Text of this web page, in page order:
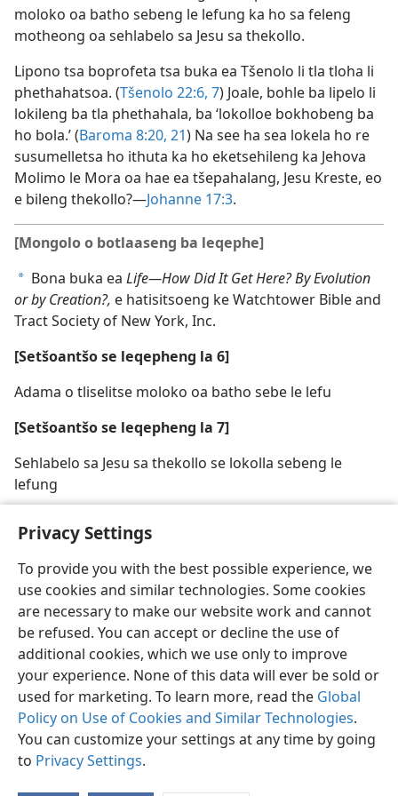
Privacy Settings
To provide you with the best possible experience, we
use cookies and similar technologies. Some cookies
are necessary to make our website work and cannot
be refused. You can accept or decline the use of
additional cookies, which we use only to improve
your experience. None of this data will ever be sold or
used for marketing. To learn more, read the Global
Policy on Use of Cookies and Similar Technologies.
You can customize your settings at any time by going
to Privacy Settings.
moloko oa batho sebeng le lefung ka ho sa feleng
motheong oa sehlabelo sa Jesu sa thekollo.
Lipono tsa boprofeta tsa buka ea Tšenolo li tla tloha li
phethahatsoa. (Tšenolo 22:6, 7) Joale, bohle ba lipelo li
lokileng ba tla phethahala, ba ‘lokolloe bokhobeng ba
ho bola.’ (Baroma 8:20, 21) Na see ha sea lokela ho re
susumelletsa ho ithuta ka ho eketsehileng ka Jehova
Molimo le Mora oa hae ea tšepahalang, Jesu Kreste, eo
e bileng thekollo?—Johanne 17:3.
[Mongolo o botlaaseng ba leqephe]
a Bona buka ea Life—How Did It Get Here? By Evolution
or by Creation?, e hatisitsoeng ke Watchtower Bible and
Tract Society of New York, Inc.
[Setšoantšo se leqepheng la 6]
Adama o tliselitse moloko oa batho sebe le lefu
[Setšoantšo se leqepheng la 7]
Sehlabelo sa Jesu sa thekollo se lokolla sebeng le
lefung